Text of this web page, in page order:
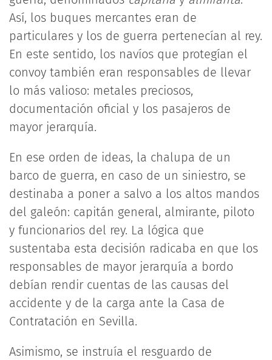
Así, los buques mercantes eran de
particulares y los de guerra pertenecían al rey.
En este sentido, los navíos que protegían el
convoy también eran responsables de llevar
lo más valioso: metales preciosos,
documentación oficial y los pasajeros de
mayor jerarquía.
En ese orden de ideas, la chalupa de un
barco de guerra, en caso de un siniestro, se
destinaba a poner a salvo a los altos mandos
del galeón: capitán general, almirante, piloto
y funcionarios del rey. La lógica que
sustentaba esta decisión radicaba en que los
responsables de mayor jerarquía a bordo
debían rendir cuentas de las causas del
accidente y de la carga ante la Casa de
Contratación en Sevilla.
Asimismo, se instruía el resguardo de